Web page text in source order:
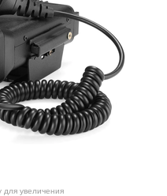
для увеличения